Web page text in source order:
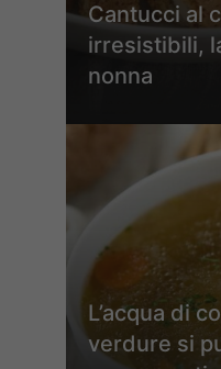
Cantucci al
irresistibili,
nonna
L’acqua di
verdure si